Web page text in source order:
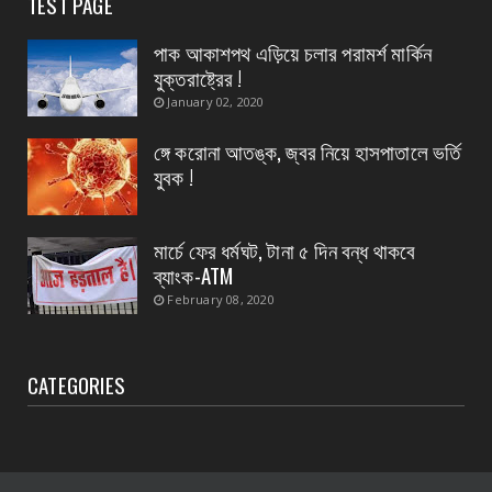
বিদ্যুৎপৃষ্ঠ হয়ে মহিলার মৃত্যু
August 07, 2026
CONTACT
নৈপুর গ্রাম পঞ্চায়েতে বিজেপির নতুন বোর্ড গঠন, প্রধান
পদে মদ...
পাক আকাশপথ এড়িয়ে চলার পরামর্শ মার্কিন
যুক্তরাষ্ট্রের !
January 02, 2020
ঙ্গে করোনা আতঙ্ক, জ্বর নিয়ে হাসপাতালে ভর্তি
যুবক !
মার্চে ফের ধর্মঘট, টানা ৫ দিন বন্ধ থাকবে
ব্যাংক-ATM
February 08, 2020
CATEGORIES